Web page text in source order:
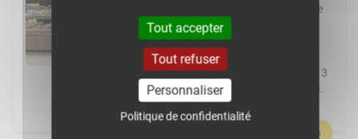
à deux chiffres. Elle transforme plus de
cent fruits et légumes différents et
réalise 80 % de ses ventes en GMS.
L’usine Frais Émincés de Pontchâteau
(44) pourrait cette année dépasser les 3
000 t de fruits et légumes transformés.
Un volume réalisé […]
En savoir plus
Tout accepter
Tout refuser
Personnaliser
Politique de confidentialité